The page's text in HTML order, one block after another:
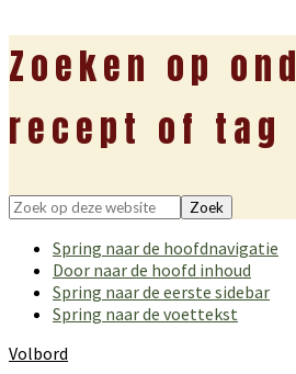
Zoeken op
recept of tag
Zoek
deze
website
Spring naar de hoofdnavigatie
Door naar de hoofd inhoud
Spring naar de eerste sidebar
Spring naar de voettekst
Volbord